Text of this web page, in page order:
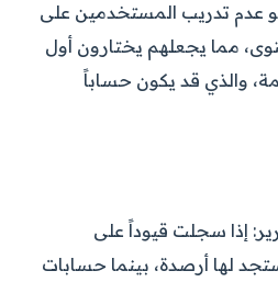
عدم تدريب المستخدمين على
مما يجعلهم يختارون أول
والذي قد يكون حساباً
إذا سجلت قيوداً على
لها أرصدة، بينما حسابات